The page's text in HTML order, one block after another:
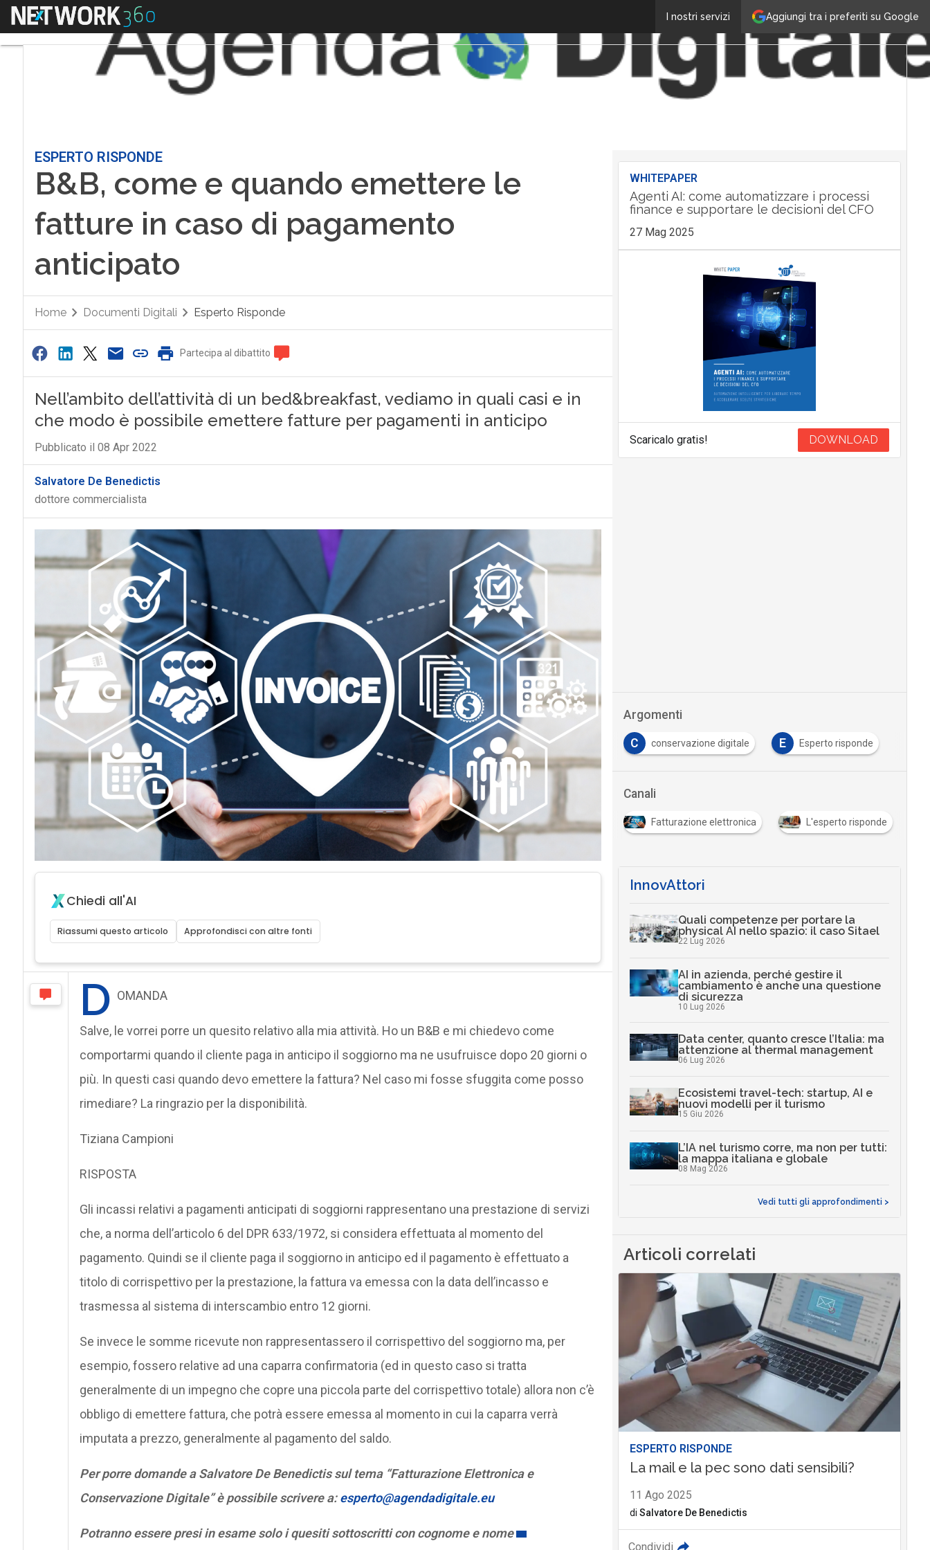
Aggiungi tra i preferiti su Google
I nostri servizi
Menu
ESPERTO RISPONDE
B&B, come e quando emettere le
fatture in caso di pagamento
anticipato
Home Documenti Digitali Esperto Risponde
Partecipa al dibattito
Nell’ambito dell’attività di un bed&breakfast, vediamo in quali casi e in
che modo è possibile emettere fatture per pagamenti in anticipo
Pubblicato il 08 Apr 2022
Salvatore De Benedictis
dottore commercialista
Chiedi all'AI
Riassumi questo articolo Approfondisci con altre fonti
D OMANDA
Salve, le vorrei porre un quesito relativo alla mia attività. Ho un B&B e mi chiedevo come
comportarmi quando il cliente paga in anticipo il soggiorno ma ne usufruisce dopo 20 giorni o
più. In questi casi quando devo emettere la fattura? Nel caso mi fosse sfuggita come posso
rimediare? La ringrazio per la disponibilità.
Tiziana Campioni
RISPOSTA
Gli incassi relativi a pagamenti anticipati di soggiorni rappresentano una prestazione di servizi
che, a norma dell’articolo 6 del DPR 633/1972, si considera effettuata al momento del
pagamento. Quindi se il cliente paga il soggiorno in anticipo ed il pagamento è effettuato a
titolo di corrispettivo per la prestazione, la fattura va emessa con la data dell’incasso e
trasmessa al sistema di interscambio entro 12 giorni.
Se invece le somme ricevute non rappresentassero il corrispettivo del soggiorno ma, per
esempio, fossero relative ad una caparra confirmatoria (ed in questo caso si tratta
generalmente di un impegno che copre una piccola parte del corrispettivo totale) allora non c’è
obbligo di emettere fattura, che potrà essere emessa al momento in cui la caparra verrà
imputata a prezzo, generalmente al pagamento del saldo.
Per porre domande a Salvatore De Benedictis sul tema “Fatturazione Elettronica e
Conservazione Digitale” è possibile scrivere a:esperto@agendadigitale.eu
Potranno essere presi in esame solo i quesiti sottoscritti con cognome e nome
WHITEPAPER
Agenti AI: come automatizzare i processi
finance e supportare le decisioni del CFO
27 Mag 2025
Scaricalo gratis! DOWNLOAD
Argomenti
C conservazione digitale E Esperto risponde
Canali
Documenti digitali Fatturazione elettronica L'esperto risponde
InnovAttori
Quali competenze per portare la
physical AI nello spazio: il caso Sitael
22 Lug 2026
AI in azienda, perché gestire il
cambiamento è anche una questione
di sicurezza
10 Lug 2026
Data center, quanto cresce l’Italia: ma
attenzione al thermal management
06 Lug 2026
Ecosistemi travel-tech: startup, AI e
nuovi modelli per il turismo
15 Giu 2026
L’IA nel turismo corre, ma non per tutti:
la mappa italiana e globale
08 Mag 2026
Vedi tutti gli approfondimenti >
Articoli correlati
ESPERTO RISPONDE
La mail e la pec sono dati sensibili?
11 Ago 2025
di Salvatore De Benedictis
Condividi